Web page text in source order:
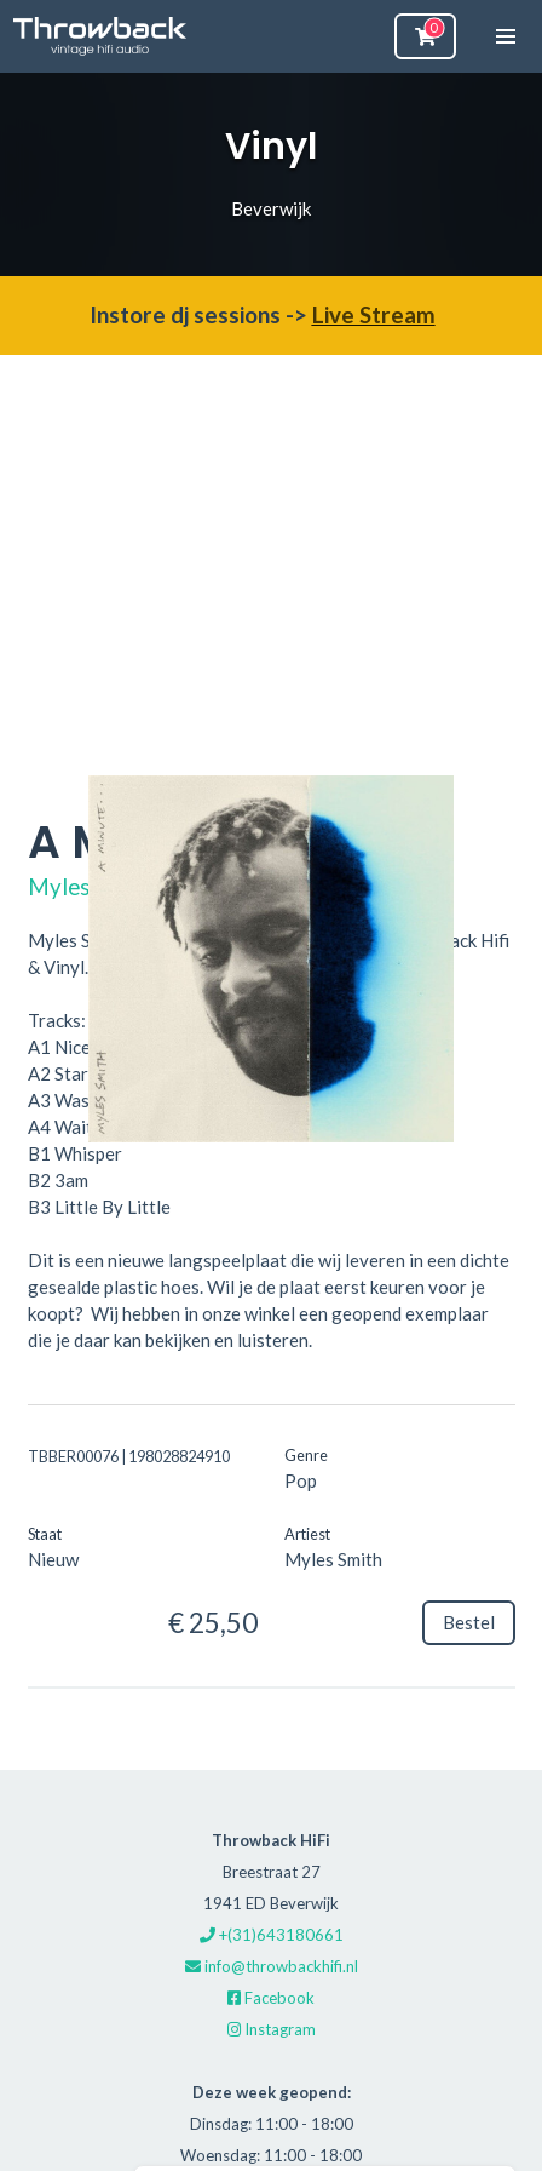
Vinyl
Beverwijk
Instore dj sessions -> Live Stream
A Minute... 4F8285
Myles Smith
Myles Smith – A Minute... Nu verkrijgbaar bij Throwback Hifi
& Vinyl.
Tracks:
A1 Nice To Meet You
A2 Stargazing
A3 Waste
A4Wait For You
B1 Whisper
B2 3am
B3 Little By Little
Dit is een nieuwe langspeelplaat die wij leveren in een dichte
gesealde plastic hoes. Wil je de plaat eerst keuren voor je
koopt? Wij hebben in onze winkel een geopend exemplaar
die je daar kan bekijken en luisteren.
TBBER00076 | 198028824910 Genre
Pop
Staat
Nieuw
Artiest
Myles Smith
€ 25,50 Bestel
Throwback HiFi
Breestraat 27
1941 ED Beverwijk
+(31)643180661
info@throwbackhifi.nl
Facebook
Instagram
Deze week geopend:
Dinsdag: 11:00 - 18:00
Woensdag: 11:00 - 18:00